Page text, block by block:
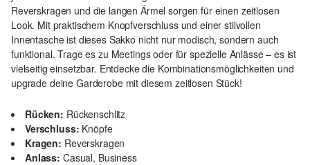
Reverskragen und die langen Ärmel sorgen für einen zeitlosen
Look. Mit praktischem Knopfverschluss und einer stilvollen
Innentasche ist dieses Sakko nicht nur modisch, sondern auch
funktional. Trage es zu Meetings oder für spezielle Anlässe – es ist
vielseitig einsetzbar. Entdecke die Kombinationsmöglichkeiten und
upgrade deine Garderobe mit diesem zeitlosen Stück!
Rücken: Rückenschlitz
Verschluss: Knöpfe
Kragen: Reverskragen
Anlass: Casual, Business